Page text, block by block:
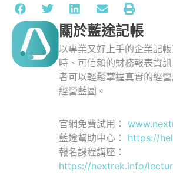
關於藍途記帳
以專業又好上手的企業記
時、可信賴的財務報表資
者可以輕鬆掌握真實的經
經營藍圖。
官網免費試用：
藍途幫助中心： https://
報名課程講座：
https://nextrek.info/